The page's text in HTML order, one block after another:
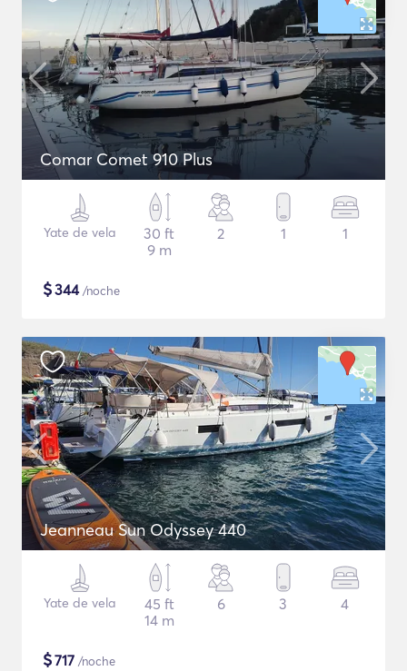
Comar Comet 910 Plus
Yate de vela
30 ft
9 m
2 1 1
$344/noche
Jeanneau Sun Odyssey 440
Yate de vela
45 ft
14 m
6 3 4
$717 /noche